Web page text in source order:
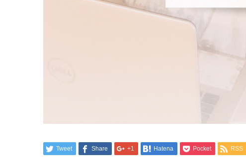
Tweet Share +1 Hatena Pocket RSS